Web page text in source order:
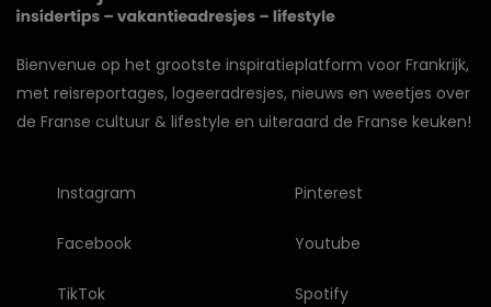
Bienvenue op het grootste inspiratieplatform voor Frankrijk,
met reisreportages, logeeradresjes, nieuws en weetjes over
de Franse cultuur & lifestyle en uiteraard de Franse keuken!
Instagram
Facebook
TikTok
Pinterest
Youtube
Spotify